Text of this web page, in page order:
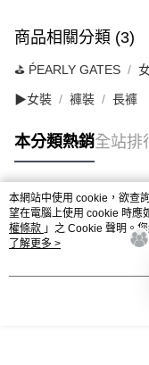
商品相關分類 (3)
⛳️ ṔEARLY GATES
▶女裝 褲裝 長褲
本分類熱銷全站排
熱門標籤
本網站中使用 cookie，欲查
望在電腦上使用 cookie 時應
權條款 」之 Cookie 聲明。
用條款之 Cookie 聲明使用
了解更多 >